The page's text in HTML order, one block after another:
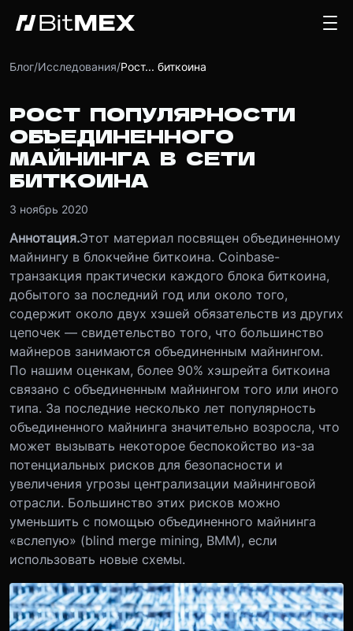
Блог/Исследования/Рост... биткоина
РОСТ ПОПУЛЯРНОСТИ
ОБЪЕДИНЕННОГО
МАЙНИНГА В СЕТИ
БИТКОИНА
3 ноябрь 2020
Аннотация.Этот материал посвящен объединенному
майнингу в блокчейне биткоина. Coinbase-
транзакция практически каждого блока биткоина,
добытого за последний год или около того,
содержит около двух хэшей обязательств из других
цепочек — свидетельство того, что большинство
майнеров занимаются объединенным майнингом.
По нашим оценкам, более 90% хэшрейта биткоина
связано с объединенным майнингом того или иного
типа. За последние несколько лет популярность
объединенного майнинга значительно возросла, что
может вызывать некоторое беспокойство из-за
потенциальных рисков для безопасности и
увеличения угрозы централизации майнинговой
отрасли. Большинство этих рисков можно
уменьшить с помощью объединенного майнинга
«вслепую» (blind merge mining, BMM), если
использовать новые схемы.